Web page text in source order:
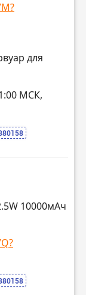
для
МСК,
10000мАч